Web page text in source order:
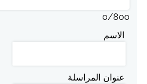
0/800
الاسم
عنوان المراسلة